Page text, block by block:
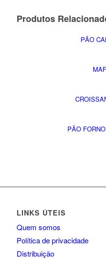
Produtos
PÃO
PÃO
LINKS ÚTEIS
Quem somos
Política de privacidade
Distribuição